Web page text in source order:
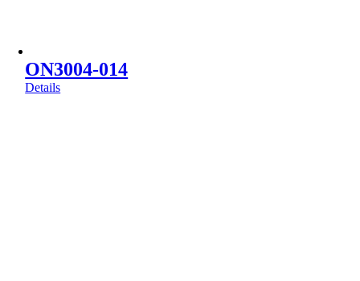
ON3004-014
Details